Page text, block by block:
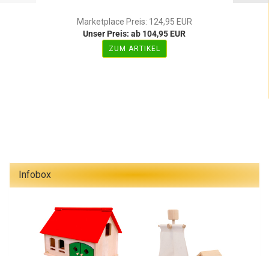
Marketplace Preis: 124,95 EUR
Unser Preis: ab 104,95 EUR
ZUM ARTIKEL
Infobox